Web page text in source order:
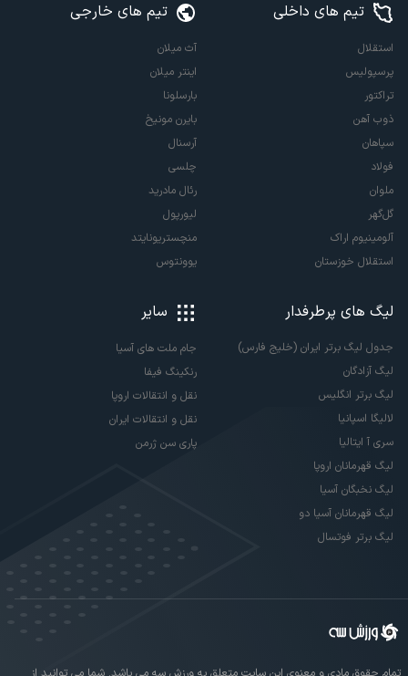
تیم های داخلی
استقلال
پرسپولیس
تراکتور
ذوب آهن
سپاهان
فولاد
ملوان
گل‌گهر
آلومینیوم اراک
استقلال خوزستان
تیم های خارجی
آث میلان
اینتر میلان
بارسلونا
بایرن مونیخ
آرسنال
چلسی
رئال مادرید
لیورپول
منچستریونایتد
یوونتوس
لیگ های پرطرفدار
جدول لیگ برتر ایران (خلیج فارس)
لیگ آزادگان
لیگ برتر انگلیس
لالیگا اسپانیا
سری آ ایتالیا
لیگ قهرمانان اروپا
لیگ نخبگان آسیا
لیگ قهرمانان آسیا دو
لیگ برتر فوتسال
سایر
جام ملت های آسیا
رنکینگ فیفا
نقل و انتقالات اروپا
نقل و انتقالات ایران
پاری سن ژرمن